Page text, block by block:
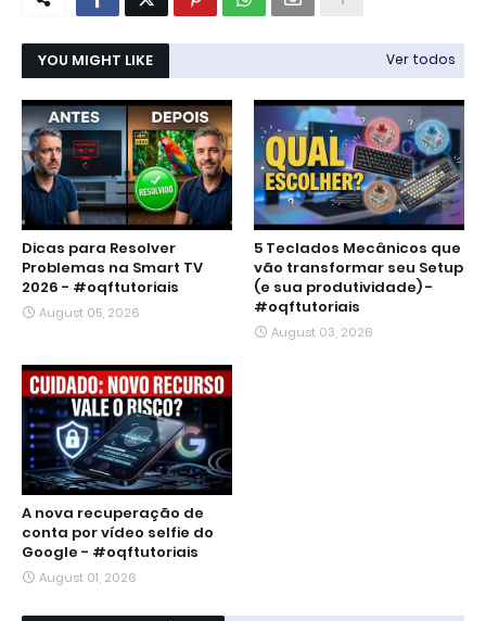
YOU MIGHT LIKE Ver todos
Dicas para Resolver
Problemas na Smart TV
2026 - #oqftutoriais
August 05, 2026
5 Teclados Mecânicos que
vão transformar seu Setup
(e sua produtividade) -
#oqftutoriais
August 03, 2026
A nova recuperação de
conta por vídeo selfie do
Google - #oqftutoriais
August 01, 2026